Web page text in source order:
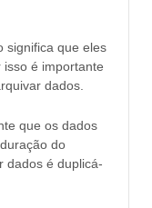
significa que eles
é importante
dados.
que os dados
do
dados é duplicá-